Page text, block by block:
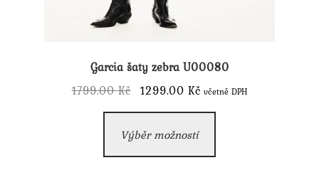
Garcia šaty zebra U00080
1799.00Kč
Původní
cena
byla:
1299.00KčAktuální
cena
je:
včetně DPH
Výběr možností
má